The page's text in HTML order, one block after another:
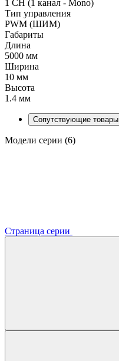
1 CH (1 канал - Mono)
Тип управления
PWM (ШИМ)
Габариты
Длина
5000 мм
Ширина
10 мм
Высота
1.4 мм
Сопутствующие товары
Модели серии (6)
Страница серии